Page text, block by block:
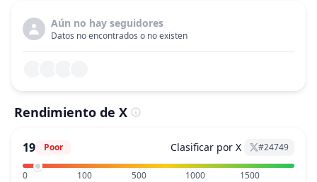
Aún no hay seguidores
Datos no encontrados o no existen
Rendimiento de X
19 Poor Clasificar por X #24749
0 100 500 1000
1500